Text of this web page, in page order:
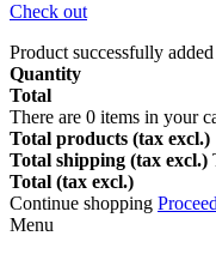
Check out
Product successfully
Quantity
Total
There are 0 items in your
Total products (tax excl.)
Total shipping (tax excl.)
Total (tax excl.)
Continue shopping
Menu